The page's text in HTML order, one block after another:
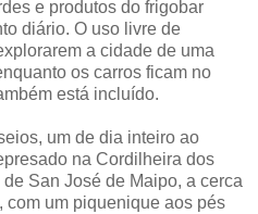
e produtos do frigobar
diário. O uso livre de
a cidade de uma
os carros ficam no
está incluído.
um de dia inteiro ao
na Cordilheira dos
San José de Maipo, a cerca
com um piquenique aos pés